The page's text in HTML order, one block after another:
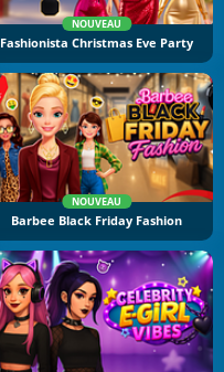
NOUVEAU
Fashionista Christmas Eve Party
NOUVEAU
Barbee Black Friday Fashion